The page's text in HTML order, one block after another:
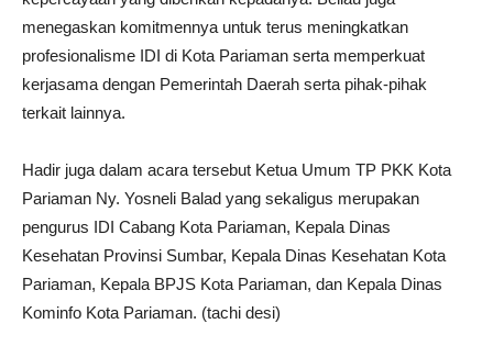
menegaskan komitmennya untuk terus meningkatkan
profesionalisme IDI di Kota Pariaman serta memperkuat
kerjasama dengan Pemerintah Daerah serta pihak-pihak
terkait lainnya.
Hadir juga dalam acara tersebut Ketua Umum TP PKK Kota
Pariaman Ny. Yosneli Balad yang sekaligus merupakan
pengurus IDI Cabang Kota Pariaman, Kepala Dinas
Kesehatan Provinsi Sumbar, Kepala Dinas Kesehatan Kota
Pariaman, Kepala BPJS Kota Pariaman, dan Kepala Dinas
Kominfo Kota Pariaman. (tachi desi)